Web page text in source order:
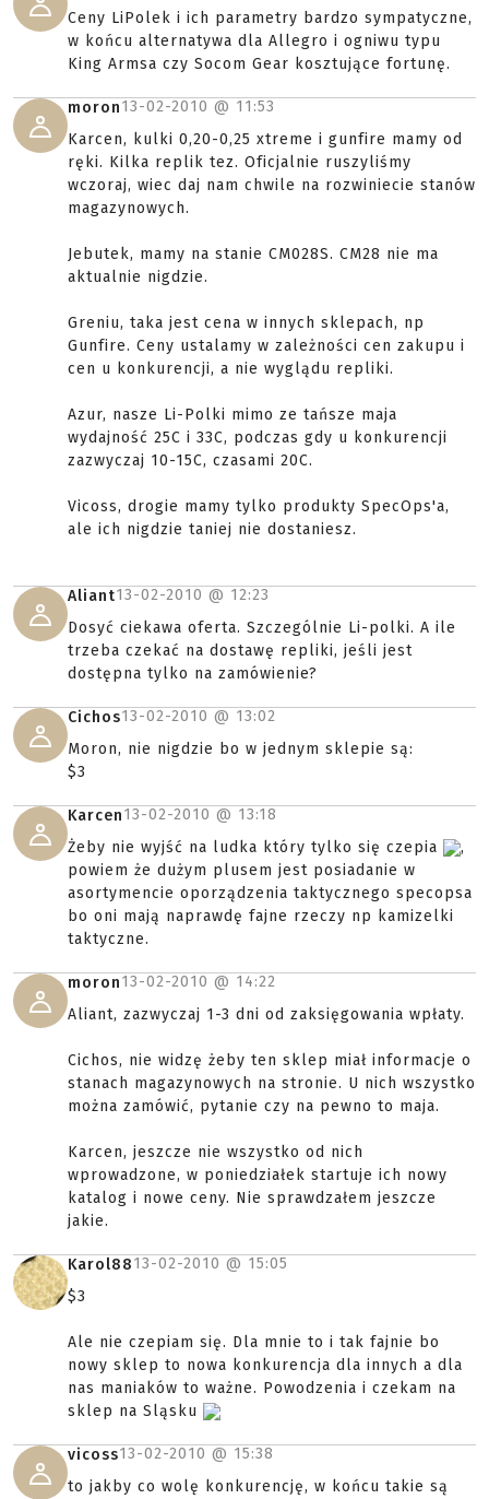
Ceny LiPolek i ich parametry bardzo sympatyczne,
w końcu alternatywa dla Allegro i ogniwu typu
King Armsa czy Socom Gear kosztujące fortunę.
moron13-02-2010 @ 11:53
Karcen, kulki 0,20-0,25 xtreme i gunfire mamy od
ręki. Kilka replik tez. Oficjalnie ruszyliśmy
wczoraj, wiec daj nam chwile na rozwiniecie stanów
magazynowych.
Jebutek, mamy na stanie CM028S. CM28 nie ma
aktualnie nigdzie.
Greniu, taka jest cena w innych sklepach, np
Gunfire. Ceny ustalamy w zależności cen zakupu i
cen u konkurencji, a nie wyglądu repliki.
Azur, nasze Li-Polki mimo ze tańsze maja
wydajność 25C i 33C, podczas gdy u konkurencji
zazwyczaj 10-15C, czasami 20C.
Vicoss, drogie mamy tylko produkty SpecOps'a,
ale ich nigdzie taniej nie dostaniesz.
Aliant13-02-2010 @ 12:23
Dosyć ciekawa oferta. Szczególnie Li-polki. A ile
trzeba czekać na dostawę repliki, jeśli jest
dostępna tylko na zamówienie?
Cichos13-02-2010 @ 13:02
Moron, nie nigdzie bo w jednym sklepie są:
$3
Karcen13-02-2010 @ 13:18
Żeby nie wyjść na ludka który tylko się czepia
,
powiem że dużym plusem jest posiadanie w
asortymencie oporządzenia taktycznego specopsa
bo oni mają naprawdę fajne rzeczy np kamizelki
taktyczne.
moron13-02-2010 @ 14:22
Aliant, zazwyczaj 1-3 dni od zaksięgowania wpłaty.
Cichos, nie widzę żeby ten sklep miał informacje o
stanach magazynowych na stronie. U nich wszystko
można zamówić, pytanie czy na pewno to maja.
Karcen, jeszcze nie wszystko od nich
wprowadzone, w poniedziałek startuje ich nowy
katalog i nowe ceny. Nie sprawdzałem jeszcze
jakie.
Karol8813-02-2010 @ 15:05
$3
Ale nie czepiam się. Dla mnie to i tak fajnie bo
nowy sklep to nowa konkurencja dla innych a dla
nas maniaków to ważne. Powodzenia i czekam na
sklep na Sląsku
vicoss13-02-2010 @ 15:38
to jakby co wolę konkurencję, w końcu takie są